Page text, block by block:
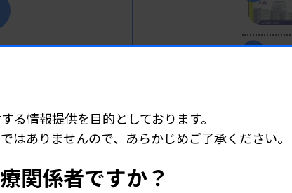
～
る情報提供を目的としております。
はありませんので、あらかじめご了承ください。
関係者ですか？